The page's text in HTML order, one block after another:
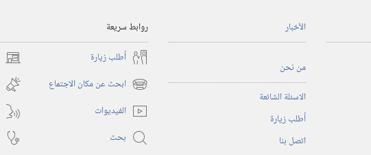
الأخبار
من نحن
الاسئلة الشائعة
أُطلب زيارة
اتصل بنا
روابط سريعة
أُطلب زيارة
(يفتح
نافذة
جديدة)
ابحث عن مكان الاجتماع (يفتح
نافذة الفيديوات
بحث